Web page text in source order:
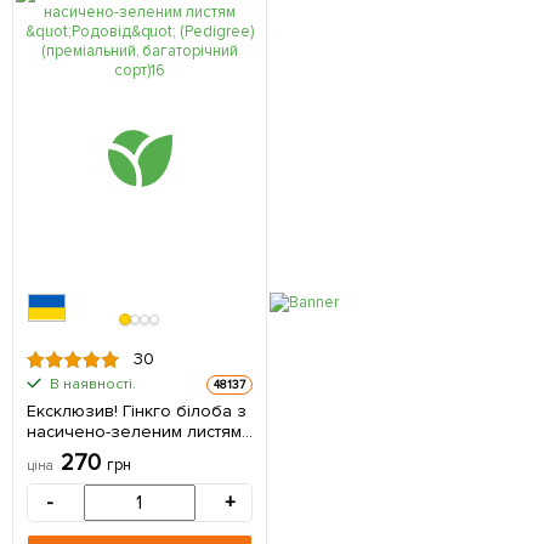
30
В наявності. 48137
Ексклюзив! Гінкго білоба з
насичено-зеленим листям
"Родовід" (Pedigree)
(преміальний, багаторічний
упаковці
ціна 270 грн
- +